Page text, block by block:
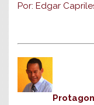
Por: Edgar